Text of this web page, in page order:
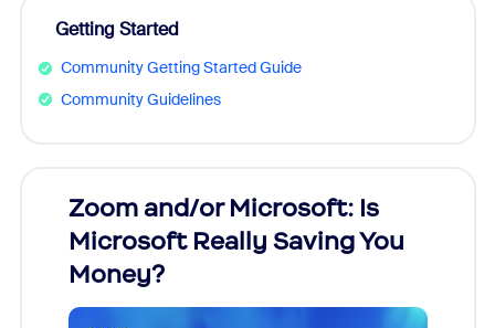
Getting Started
Community Getting Started Guide
Community Guidelines
Zoom and/or Microsoft: Is
Microsoft Really Saving You
Money?